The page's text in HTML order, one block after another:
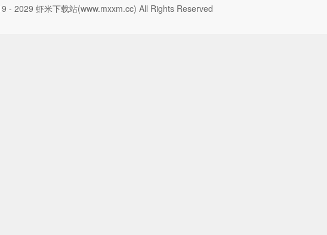
- 2029 虾米下载站(www.mxxm.cc) All Rights Reserved